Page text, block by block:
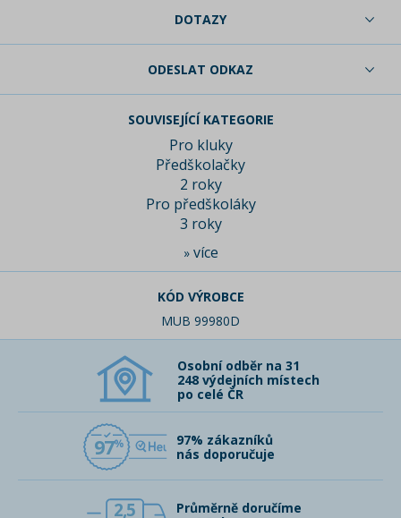
DOTAZY
ODESLAT ODKAZ
SOUVISEJÍCÍ KATEGORIE
Pro kluky
Předškolačky
2 roky
Pro předškoláky
3 roky
» více
KÓD VÝROBCE
MUB 99980D
Osobní odběr na 31
248 výdejních místech
po celé ČR
97
97% zákazníků
nás doporučuje
2,5
Průměrně doručíme